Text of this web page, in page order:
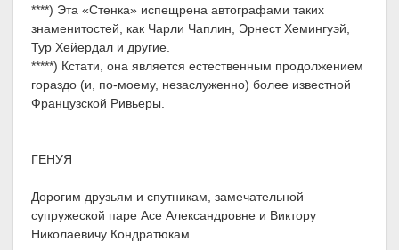
****) Эта «Стенка» испещрена автографами таких
знаменитостей, как Чарли Чаплин, Эрнест Хемингуэй,
Тур Хейердал и другие.
*****) Кстати, она является естественным продолжением
гораздо (и, по-моему, незаслуженно) более известной
Французской Ривьеры.
ГЕНУЯ
Дорогим друзьям и спутникам, замечательной
супружеской паре Асе Александровне и Виктору
Николаевичу Кондратюкам